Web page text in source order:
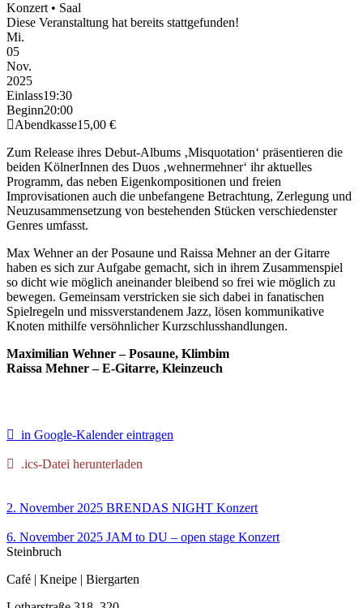
Konzert • Saal
Diese Veranstaltung hat bereits stattgefunden!
Mi.
05
Nov.
2025
Einlass19:30
Beginn20:00
Abendkasse15,00 €
Zum Release ihres Debut-Albums ‚Misquotation‘ präsentieren die
beiden KölnerInnen des Duos ‚wehnermehner‘ ihr aktuelles
Programm, das neben Eigenkompositionen und freien
Improvisationen auch die unbefangene Betrachtung, Zerlegung und
Neuzusammensetzung von bestehenden Stücken verschiedenster
Genres umfasst.
Max Wehner an der Posaune und Raissa Mehner an der Gitarre
haben es sich zur Aufgabe gemacht, sich in ihrem Zusammenspiel
so dicht wie möglich aneinander bleibend so frei wie möglich zu
bewegen. Gemeinsam verstricken sie sich dabei in fanatischen
Spielregeln und missverstandenem Jazz, lösen kommunikative
Knoten mithilfe versöhnlicher Kurzschlusshandlungen.
Maximilian Wehner – Posaune, Klimbim
Raissa Mehner – E-Gitarre, Kleinzeuch
in Google-Kalender eintragen
.ics-Datei herunterladen
2. November 2025 BRENDAS NIGHT Konzert
6. November 2025 JAM to DU – open stage Konzert
Steinbruch
Café | Kneipe | Biergarten